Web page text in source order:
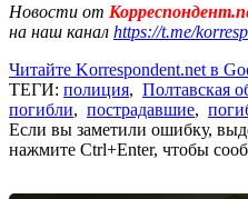
Новости от
на наш канал https://t.me/
Читайте Korrespondent.net в
ТЕГИ: полиция, Полтавская
погибли, пострадавшие,
Если вы заметили ошибку,
нажмите Ctrl+Enter, чтобы